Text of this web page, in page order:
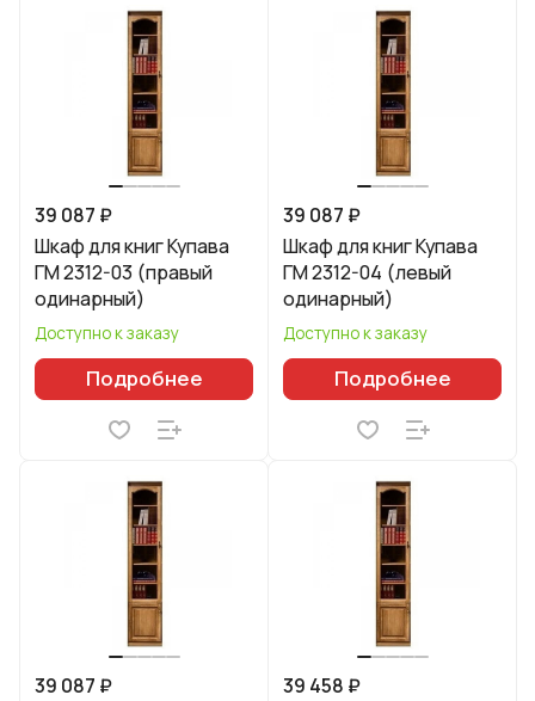
39 087 ₽
Шкаф для книг Купава
ГМ 2312-03 (правый
одинарный)
Доступно к заказу
Подробнее
39 087 ₽
Шкаф для книг Купава
ГМ 2312-04 (левый
одинарный)
Доступно к заказу
Подробнее
39 087 ₽
39 458 ₽